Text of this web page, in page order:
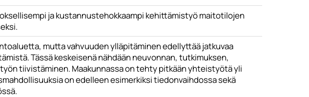
ja kustannustehokkaampi kehittämistyö maitotilojen
mutta vahvuuden ylläpitäminen edellyttää jatkuvaa
Tässä keskeisenä nähdään neuvonnan, tutkimuksen,
tiivistäminen. Maakunnassa on tehty pitkään yhteistyötä yli
on edelleen esimerkiksi tiedonvaihdossa sekä